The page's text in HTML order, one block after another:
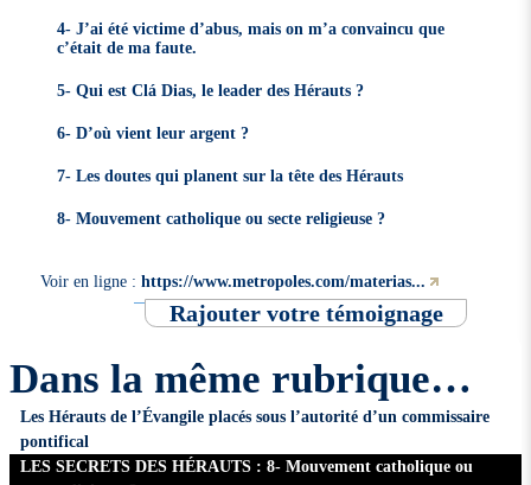
4- J’ai été victime d’abus, mais on m’a convaincu que
c’était de ma faute.
5- Qui est Clá Dias, le leader des Hérauts ?
6- D’où vient leur argent ?
7- Les doutes qui planent sur la tête des Hérauts
8- Mouvement catholique ou secte religieuse ?
Voir en ligne :https://www.metropoles.com/materias...
Rajouter votre témoignage
Dans la même rubrique…
Les Hérauts de l’Évangile placés sous l’autorité d’un commissaire
pontifical
LES SECRETS DES HÉRAUTS : 8- Mouvement catholique ou